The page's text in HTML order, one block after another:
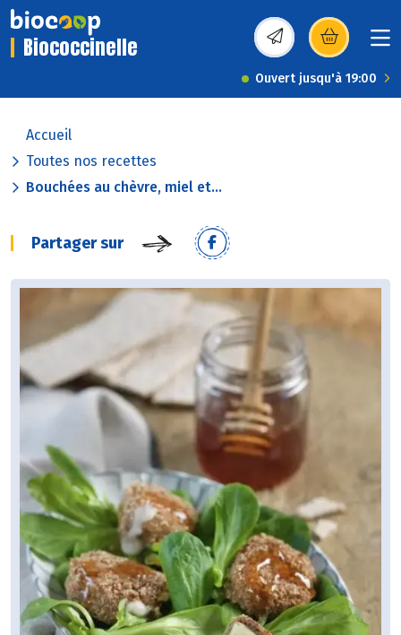
Biococcinelle (s’ouvre dans une
Ouvert jusqu'à 19:00
Accueil
Toutes nos recettes
Bouchées au chèvre, miel et...
Partager sur